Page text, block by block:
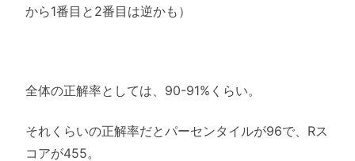
から1番目と2番目は逆かも）
全体の正解率としては、90-91%くらい。
それくらいの正解率だとパーセンタイルが96で、Rス
コアが455。